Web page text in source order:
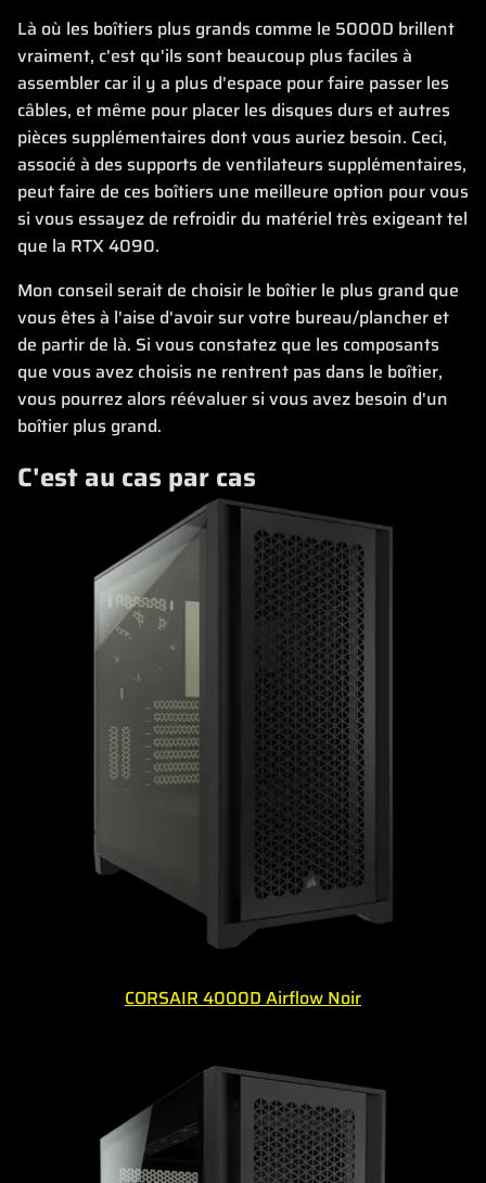
Là où les boîtiers plus grands comme le 5000D brillent
vraiment, c'est qu'ils sont beaucoup plus faciles à
assembler car il y a plus d'espace pour faire passer les
câbles, et même pour placer les disques durs et autres
pièces supplémentaires dont vous auriez besoin. Ceci,
associé à des supports de ventilateurs supplémentaires,
peut faire de ces boîtiers une meilleure option pour vous
si vous essayez de refroidir du matériel très exigeant tel
que la RTX 4090.
Mon conseil serait de choisir le boîtier le plus grand que
vous êtes à l'aise d'avoir sur votre bureau/plancher et
de partir de là. Si vous constatez que les composants
que vous avez choisis ne rentrent pas dans le boîtier,
vous pourrez alors réévaluer si vous avez besoin d'un
boîtier plus grand.
C'est au cas par cas
CORSAIR 4000D Airflow Noir